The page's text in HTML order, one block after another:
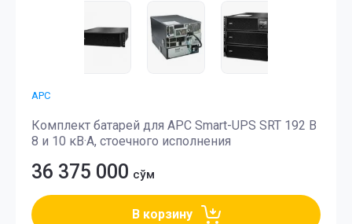
APC
Комплект батарей для APC Smart-UPS SRT 192 В
8 и 10 кВ·А, стоечного исполнения
36 375 000 сўм
В корзину